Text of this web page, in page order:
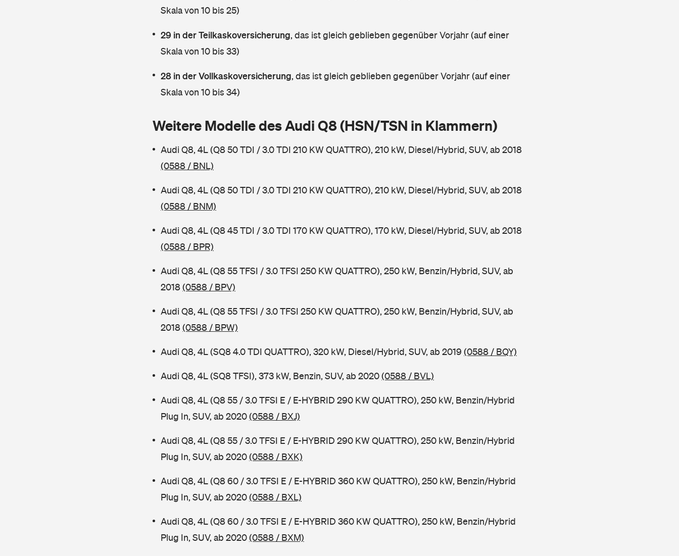
Skala von 10 bis 25)
29 in der Teilkaskoversicherung, das ist gleich geblieben gegenüber Vorjahr (auf einer
Skala von 10 bis 33)
28 in der Vollkaskoversicherung, das ist gleich geblieben gegenüber Vorjahr (auf einer
Skala von 10 bis 34)
Weitere Modelle des Audi Q8 (HSN/TSN in Klammern)
Audi Q8, 4L (Q8 50 TDI / 3.0 TDI 210 KW QUATTRO), 210 kW, Diesel/Hybrid, SUV, ab 2018
(0588 / BNL)
Audi Q8, 4L (Q8 50 TDI / 3.0 TDI 210 KW QUATTRO), 210 kW, Diesel/Hybrid, SUV, ab 2018
(0588 / BNM)
Audi Q8, 4L (Q8 45 TDI / 3.0 TDI 170 KW QUATTRO), 170 kW, Diesel/Hybrid, SUV, ab 2018
(0588 / BPR)
Audi Q8, 4L (Q8 55 TFSI / 3.0 TFSI 250 KW QUATTRO), 250 kW, Benzin/Hybrid, SUV, ab
2018(0588 / BPV)
Audi Q8, 4L (Q8 55 TFSI / 3.0 TFSI 250 KW QUATTRO), 250 kW, Benzin/Hybrid, SUV, ab
2018(0588 / BPW)
Audi Q8, 4L (SQ8 4.0 TDI QUATTRO), 320 kW, Diesel/Hybrid, SUV, ab 2019 (0588 / BQY)
Audi Q8, 4L (SQ8 TFSI), 373 kW, Benzin, SUV, ab 2020(0588 / BVL)
Audi Q8, 4L (Q8 55 / 3.0 TFSI E / E-HYBRID 290 KW QUATTRO), 250 kW, Benzin/Hybrid
Plug In, SUV, ab 2020(0588 / BXJ)
Audi Q8, 4L (Q8 55 / 3.0 TFSI E / E-HYBRID 290 KW QUATTRO), 250 kW, Benzin/Hybrid
Plug In, SUV, ab 2020(0588 / BXK)
Audi Q8, 4L (Q8 60 / 3.0 TFSI E / E-HYBRID 360 KW QUATTRO), 250 kW, Benzin/Hybrid
Plug In, SUV, ab 2020(0588 / BXL)
Audi Q8, 4L (Q8 60 / 3.0 TFSI E / E-HYBRID 360 KW QUATTRO), 250 kW, Benzin/Hybrid
Plug In, SUV, ab 2020(0588 / BXM)